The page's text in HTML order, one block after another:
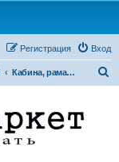
Вход
Регистрация
Кабина, рама, борт